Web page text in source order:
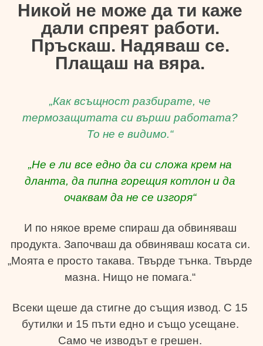
Никой не може да ти каже
дали спреят работи.
Пръскаш. Надяваш се.
Плащаш на вяра.
„Как всъщност разбирате, че
термозащитата си върши работата?
То не е видимо.“
„Не е ли все едно да си сложа крем на
дланта, да пипна горещия котлон и да
очаквам да не се изгоря“
И по някое време спираш да обвиняваш
продукта. Започваш да обвиняваш косата си.
„Моята е просто такава. Твърде тънка. Твърде
мазна. Нищо не помага.“
Всеки щеше да стигне до същия извод. С 15
бутилки и 15 пъти едно и също усещане.
Само че изводът е грешен.